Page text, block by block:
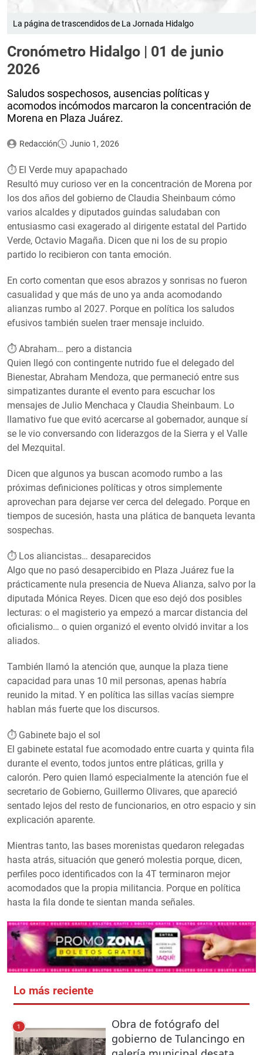
La página de trascendidos de La Jornada Hidalgo
Cronómetro Hidalgo | 01 de junio
2026
Saludos sospechosos, ausencias políticas y
acomodos incómodos marcaron la concentración de
Morena en Plaza Juárez.
Redacción Junio 1, 2026
⏱️ El Verde muy apapachado
Resultó muy curioso ver en la concentración de Morena por
los dos años del gobierno de Claudia Sheinbaum cómo
varios alcaldes y diputados guindas saludaban con
entusiasmo casi exagerado al dirigente estatal del Partido
Verde, Octavio Magaña. Dicen que ni los de su propio
partido lo recibieron con tanta emoción.
En corto comentan que esos abrazos y sonrisas no fueron
casualidad y que más de uno ya anda acomodando
alianzas rumbo al 2027. Porque en política los saludos
efusivos también suelen traer mensaje incluido.
⏱️ Abraham… pero a distancia
Quien llegó con contingente nutrido fue el delegado del
Bienestar, Abraham Mendoza, que permaneció entre sus
simpatizantes durante el evento para escuchar los
mensajes de Julio Menchaca y Claudia Sheinbaum. Lo
llamativo fue que evitó acercarse al gobernador, aunque sí
se le vio conversando con liderazgos de la Sierra y el Valle
del Mezquital.
Dicen que algunos ya buscan acomodo rumbo a las
próximas definiciones políticas y otros simplemente
aprovechan para dejarse ver cerca del delegado. Porque en
tiempos de sucesión, hasta una plática de banqueta levanta
sospechas.
⏱️ Los aliancistas… desaparecidos
Algo que no pasó desapercibido en Plaza Juárez fue la
prácticamente nula presencia de Nueva Alianza, salvo por la
diputada Mónica Reyes. Dicen que eso dejó dos posibles
lecturas: o el magisterio ya empezó a marcar distancia del
oficialismo… o quien organizó el evento olvidó invitar a los
aliados.
También llamó la atención que, aunque la plaza tiene
capacidad para unas 10 mil personas, apenas habría
reunido la mitad. Y en política las sillas vacías siempre
hablan más fuerte que los discursos.
⏱️ Gabinete bajo el sol
El gabinete estatal fue acomodado entre cuarta y quinta fila
durante el evento, todos juntos entre pláticas, grilla y
calorón. Pero quien llamó especialmente la atención fue el
secretario de Gobierno, Guillermo Olivares, que apareció
sentado lejos del resto de funcionarios, en otro espacio y sin
explicación aparente.
Mientras tanto, las bases morenistas quedaron relegadas
hasta atrás, situación que generó molestia porque, dicen,
perfiles poco identificados con la 4T terminaron mejor
acomodados que la propia militancia. Porque en política
hasta la fila donde te sientan manda señales.
Lo más reciente
1
Obra de fotógrafo del
gobierno de Tulancingo en